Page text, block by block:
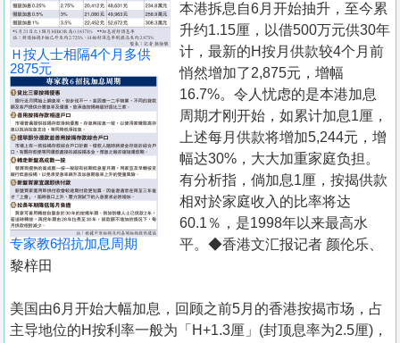
Ｈ按人士相隔4个月多供
2875元
专家教6招抗加息周期
本港拆息自6月开始抽升，至今累
升约1.15厘，以借500万元供30年
计，最新的H按月供款较4个月前
悄然增加了2,875元，增幅
16.7%。令人忧虑的是本港加息
周期才刚开始，如累计加息1厘，
上述每月供款将增加5,244元，增
幅达30%，大大加重家庭负担。
有分析指，倘加息1厘，按揭供款
相对於家庭收入的比率将达
60.1％，是1998年以来最高水
平。◆香港文汇报记者 颜伦乐、
黎梓田
美国由6月开始大幅加息，回顾之前5月的香港按揭市场，占
主导地位的H按利率一般为「H+1.3厘」(封顶息率为2.5厘)，